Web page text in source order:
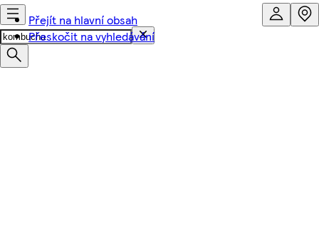
Přejít na hlavní obsah
Přeskočit na vyhledávání